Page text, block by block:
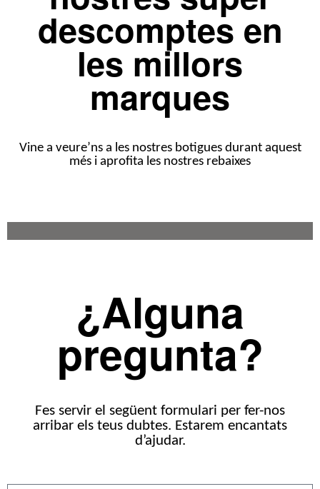
descomptes en
les millors
marques
Vine a veure’ns a les nostres botigues durant aquest
més i aprofita les nostres rebaixes
¿Alguna
pregunta?
Fes servir el següent formulari per fer-nos
arribar els teus dubtes. Estarem encantats
d’ajudar.